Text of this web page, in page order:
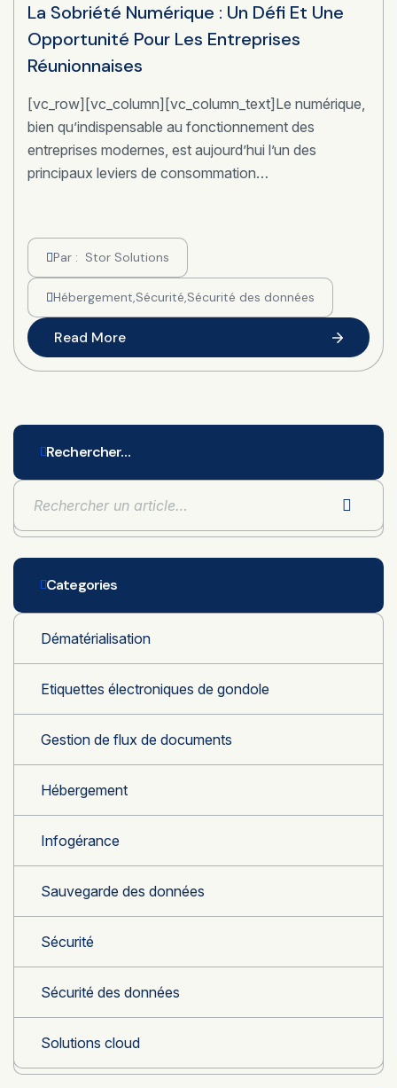
La Sobriété Numérique : Un Défi Et Une
Opportunité Pour Les Entreprises
Réunionnaises
[vc_row][vc_column][vc_column_text]Le numérique,
bien qu’indispensable au fonctionnement des
entreprises modernes, est aujourd’hui l’un des
principaux leviers de consommation…
Par : Stor Solutions
Hébergement,Sécurité,Sécurité des données
Read More
Rechercher…
Categories
Dématérialisation
Etiquettes électroniques de gondole
Gestion de flux de documents
Hébergement
Infogérance
Sauvegarde des données
Sécurité
Sécurité des données
Solutions cloud